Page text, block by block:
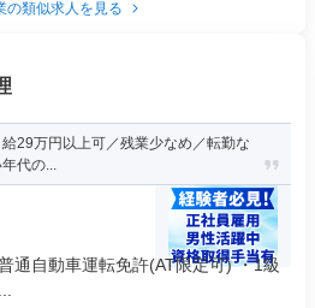
の類似求人を見る
給29万円以上可／残業少なめ／転勤な
代の...
通自動車運転免許(AT限定可) ・1級